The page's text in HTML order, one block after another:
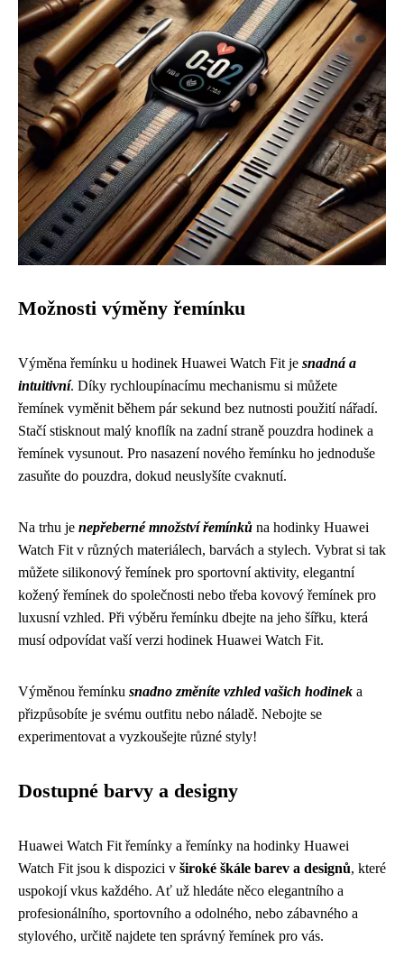
Možnosti výměny řemínku
Výměna řemínku u hodinek Huawei Watch Fit je snadná a
intuitivní. Díky rychloupínacímu mechanismu si můžete
řemínek vyměnit během pár sekund bez nutnosti použití nářadí.
Stačí stisknout malý knoflík na zadní straně pouzdra hodinek a
řemínek vysunout. Pro nasazení nového řemínku ho jednoduše
zasuňte do pouzdra, dokud neuslyšíte cvaknutí.
Na trhu je nepřeberné množství řemínků na hodinky Huawei
Watch Fit v různých materiálech, barvách a stylech. Vybrat si tak
můžete silikonový řemínek pro sportovní aktivity, elegantní
kožený řemínek do společnosti nebo třeba kovový řemínek pro
luxusní vzhled. Při výběru řemínku dbejte na jeho šířku, která
musí odpovídat vaší verzi hodinek Huawei Watch Fit.
Výměnou řemínku snadno změníte vzhled vašich hodinek a
přizpůsobíte je svému outfitu nebo náladě. Nebojte se
experimentovat a vyzkoušejte různé styly!
Dostupné barvy a designy
Huawei Watch Fit řemínky a řemínky na hodinky Huawei
Watch Fit jsou k dispozici v široké škále barev a designů, které
uspokojí vkus každého. Ať už hledáte něco elegantního a
profesionálního, sportovního a odolného, nebo zábavného a
stylového, určitě najdete ten správný řemínek pro vás.